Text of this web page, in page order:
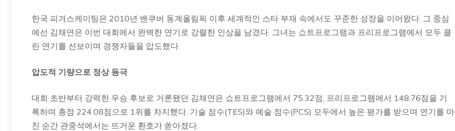
한국 피겨스케이팅은 2010년 밴쿠버 동계올림픽 이후 세계적인 스타 부재 속에서도 꾸준한 성장을 이어왔다. 그 중심
에선 김채연은 이번 대회에서 완벽한 연기로 강렬한 인상을 남겼다. 그녀는 쇼트프로그램과 프리프로그램에서 모두 클
린 연기를 선보이며 경쟁자들을 압도했다.
압도적 기량으로 정상 등극
대회 초반부터 강력한 우승 후보로 거론됐던 김채연은 쇼트프로그램에서 75.32점, 프리프로그램에서 148.76점을 기
록하며 총점 224.08점으로 1위를 차지했다. 기술 점수(TES)와 예술 점수(PCS) 모두에서 높은 평가를 받으며 연기를 마
친 순간 관중석에서는 뜨거운 환호가 쏟아졌다.